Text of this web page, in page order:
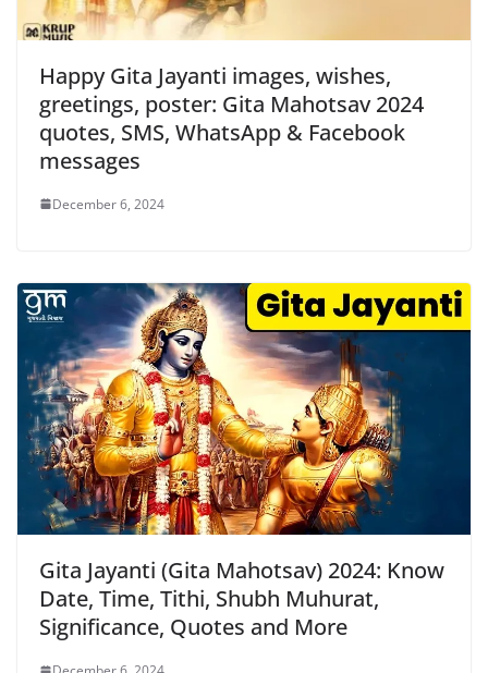
Happy Gita Jayanti images, wishes,
greetings, poster: Gita Mahotsav 2024
quotes, SMS, WhatsApp & Facebook
messages
December 6, 2024
Gita Jayanti (Gita Mahotsav) 2024: Know
Date, Time, Tithi, Shubh Muhurat,
Significance, Quotes and More